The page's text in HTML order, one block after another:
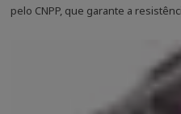
pelo CNPP, que garante a